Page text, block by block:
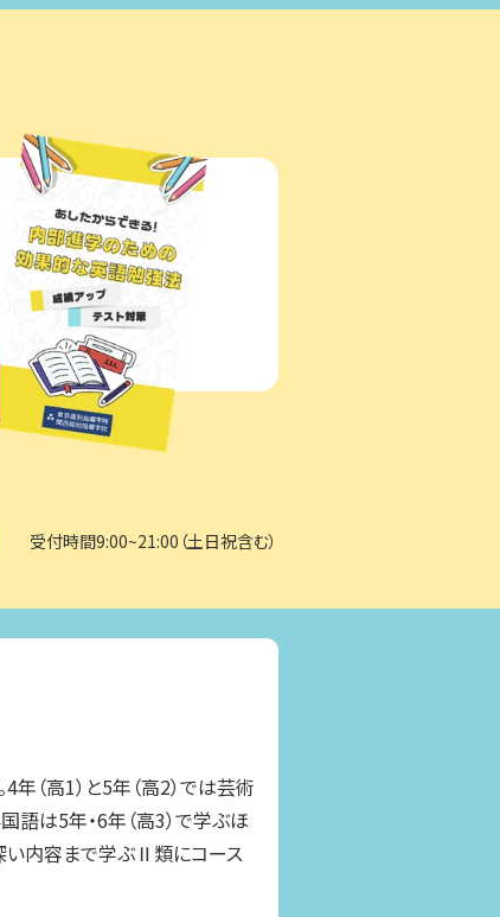
受付時間9:00~21:00（土日祝含む）
（高1）と5年（高2）では芸術
は5年・6年（高3）で学ぶほ
い内容まで学ぶⅡ類にコース